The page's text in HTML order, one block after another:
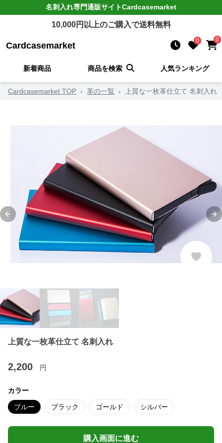
名刺入れ専門通販サイトCardcasemarket
10,000円以上のご購入で送料無料
Cardcasemarket 0 0
新着商品 商品を検索 人気ランキング
Cardcasemarket TOP › 革の一覧 › 上質な一枚革仕立て 名刺入れ
Previous slide
上質な一枚革仕立て 名刺入れ
2,200 円
カラー
ブルー ブラック ゴールド シルバー
購入画面に進む